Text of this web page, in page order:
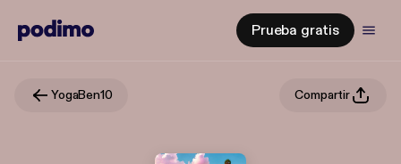
Prueba gratis
YogaBen10 Compartir